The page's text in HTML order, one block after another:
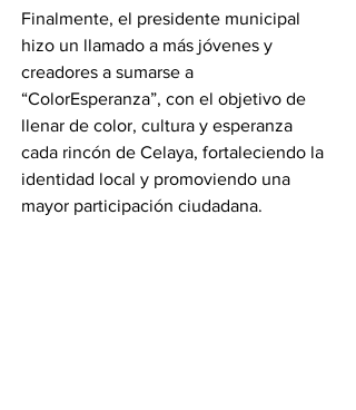
Finalmente, el presidente municipal
hizo un llamado a más jóvenes y
creadores a sumarse a
“ColorEsperanza”, con el objetivo de
llenar de color, cultura y esperanza
cada rincón de Celaya, fortaleciendo la
identidad local y promoviendo una
mayor participación ciudadana.